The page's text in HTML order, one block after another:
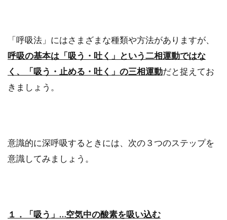
「呼吸法」にはさまざまな種類や方法がありますが、
呼吸の基本は「吸う・吐く」という二相運動ではな
く、「吸う・止める・吐く」の三相運動だと捉えてお
きましょう。
意識的に深呼吸するときには、次の３つのステップを
意識してみましょう。
１．「吸う」…空気中の酸素を吸い込む